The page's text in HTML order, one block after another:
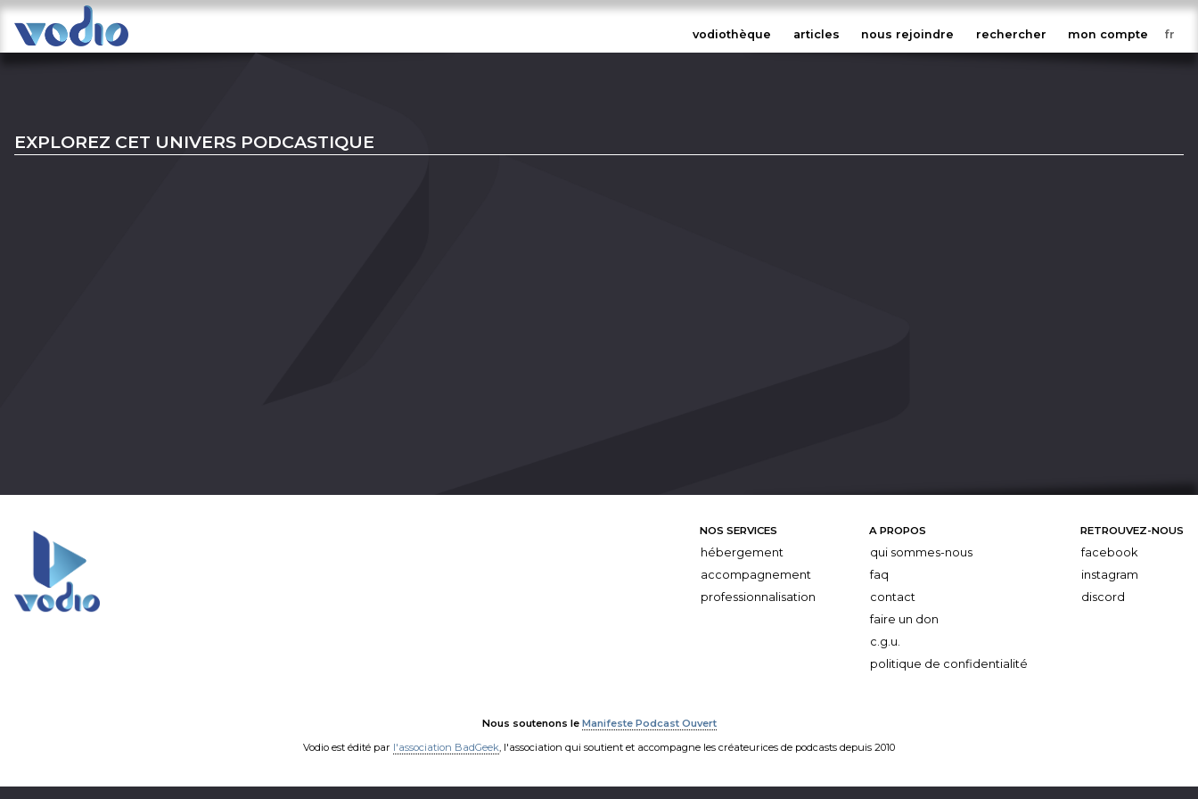
vodiothèque articles nous rejoindre rechercher mon compte
EXPLOREZ CET UNIVERS PODCASTIQUE
NOS SERVICES
hébergement
accompagnement
professionnalisation
A PROPOS
qui sommes-nous
faq
contact
faire un don
c.g.u.
politique de confidentialité
RETROUVEZ-NOUS
facebook
instagram
discord
Nous soutenons le Manifeste Podcast Ouvert
Vodio est édité par l'association BadGeek, l'association qui soutient et accompagne les créateurices de podcasts depuis 2010